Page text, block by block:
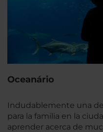
Oceanário
Indudablemente una
para la familia en la
aprender acerca de